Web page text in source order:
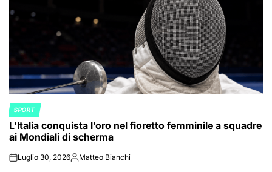
POSTED
IN
SPORT
L’Italia conquista l’oro nel fioretto femminile a squadre
ai Mondiali di scherma
onLuglio 30, 2026Posted
Matteo Bianchi